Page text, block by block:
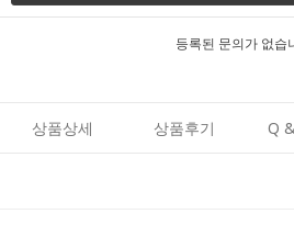
등록된 문의가 없습
상품상세 상품후기 Q